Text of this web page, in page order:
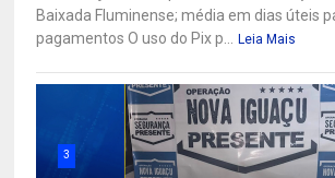
Baixada Fluminense; média em dias úteis
pagamentos O uso do Pix p...
Leia Mais
3